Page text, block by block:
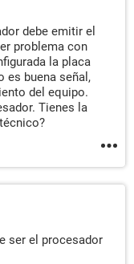
debe emitir el
problema con
la placa
es buena señal,
del equipo.
Tienes la
ser el procesador